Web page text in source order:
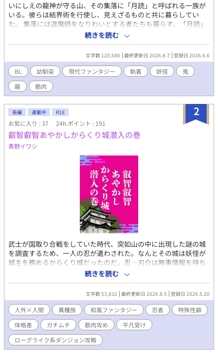
いにしえの龍神が守る山、その集落に「月読」と呼ばれる一族が
いる。彼らは結界術を行使し、見えざるものと共に暮らしてい
た。 集落には退魔師をなりわいとする者たちも暮らす。「月読」
を継いだアキラには九郎という幼なじみがいた。成長するにつれ
て複雑になっていく環境。アキラは運命に翻弄され、周囲の男た
ちもまたアキラに翻弄される。彼らは自身の運命をどのように乗
り越えて行くのか！？ 神と妖と人、御山へ住むもの達が織りなす
物語。 体格の良い主人公が受けです。妖怪バトルあり、修行あ
り、エロあります。怪我の描写もあるので血が苦手な方はご注意
ください。爽やかではないギャグ要素も出てきます。 エローな描
写のページは※マーク表示しています。 2022年に書いた小説の改
稿版です。 ※この物語に登場する人物、名、団体、場所はすべて
フィクションです。 作品の表現上、モラルに反した描写もありま
すが決して推奨しておりません。 ⓒ2026 Kazamin 盗用・無断
転載は禁止です。 Unauthorized copying or reproduction is
prohibited.
続きを読む
文字数 120,586 最終更新日 2026.8.7 登録日 2026.6.6
BL 幼馴染 現代ファンタジー 執着 妖怪
鬼
龍
筋肉
2
長編 連載中 R18
お気に入り : 37 24h.ポイント : 191
叡智叡智あやかしからくり城潜入の巻
青野イワシ
武士が国取り合戦をしていた時代、突如山の中に出現した謎の城
を調査するため、一人の忍が遣わされた。なんとその城は妖怪が
城主を務めるからくり城だったのだ。忍─刃介は無事情報を持ち
帰ることが出来るのか！？ というガチムチ妖怪人外ボス×NINJA
のエロトラップダンジョンもどき小説です。多分四天王とか出ま
す。 頭を空っぽにして読んで頂きたいです。
続きを読む
文字数 53,832 最終更新日 2026.8.5 登録日 2026.5.20
人外×人間 異種族 和風ファンタジー 忍者
特殊性癖
体格差
ガチムチ 筋肉攻め
平凡受け
ローグライク系ダンジョン攻略